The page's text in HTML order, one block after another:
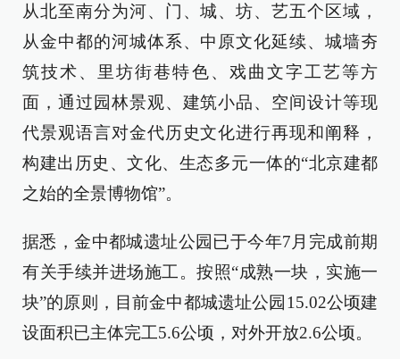
从北至南分为河、门、城、坊、艺五个区域，
从金中都的河城体系、中原文化延续、城墙夯
筑技术、里坊街巷特色、戏曲文字工艺等方
面，通过园林景观、建筑小品、空间设计等现
代景观语言对金代历史文化进行再现和阐释，
构建出历史、文化、生态多元一体的“北京建都
之始的全景博物馆”。
据悉，金中都城遗址公园已于今年7月完成前期
有关手续并进场施工。按照“成熟一块，实施一
块”的原则，目前金中都城遗址公园15.02公顷建
设面积已主体完工5.6公顷，对外开放2.6公顷。